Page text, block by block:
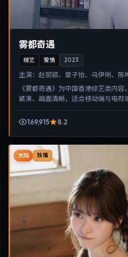
雾都奇遇
综艺 爱情 2023
主演： 赵丽颖、章子怡、马伊琍、陈
《雾都奇遇》为中国香港综艺类内
紧凑、画面清晰，适合移动端与电视
169,915
8.2
大陆 独播